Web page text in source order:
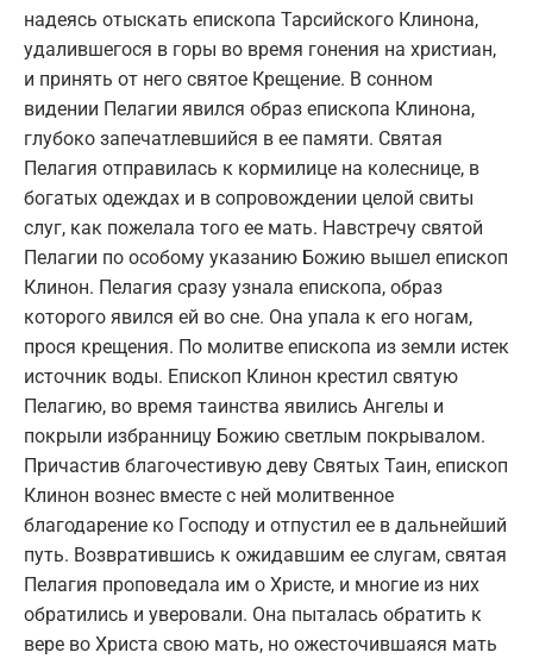
надеясь отыскать епископа Тарсийского Клинона,
удалившегося в горы во время гонения на христиан,
и принять от него святое Крещение. В сонном
видении Пелагии явился образ епископа Клинона,
глубоко запечатлевшийся в ее памяти. Святая
Пелагия отправилась к кормилице на колеснице, в
богатых одеждах и в сопровождении целой свиты
слуг, как пожелала того ее мать. Навстречу святой
Пелагии по особому указанию Божию вышел епископ
Клинон. Пелагия сразу узнала епископа, образ
которого явился ей во сне. Она упала к его ногам,
прося крещения. По молитве епископа из земли истек
источник воды. Епископ Клинон крестил святую
Пелагию, во время таинства явились Ангелы и
покрыли избранницу Божию светлым покрывалом.
Причастив благочестивую деву Святых Таин, епископ
Клинон вознес вместе с ней молитвенное
благодарение ко Господу и отпустил ее в дальнейший
путь. Возвратившись к ожидавшим ее слугам, святая
Пелагия проповедала им о Христе, и многие из них
обратились и уверовали. Она пыталась обратить к
вере во Христа свою мать, но ожесточившаяся мать